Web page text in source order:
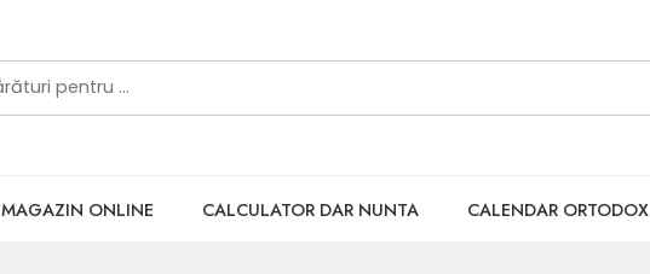
MAGAZIN ONLINE CALCULATOR DAR NUNTA CALENDAR ORTODOX